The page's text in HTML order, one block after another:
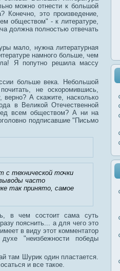
можно отнести к большой
Конечно, это произведение,
обществом" - к литературе,
должна полностью отвечать
мало, нужна литературная
намного больше, чем
Я попутно решила массу
больше века. Небольшой
не оскоромившись,
верно? А скажите, насколько
в Великой Отечественной
всем обществом? А ни на
подписавшие "Письмо
с технической точки
часто
так принято, самое
в чем состоит сама суть
пояснить... а для чего это
в виду этот комментатор
"неизбежности победы
там Шурик один пластается.
и все такое.